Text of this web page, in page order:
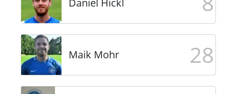
Daniel Hickl
Maik Mohr 28